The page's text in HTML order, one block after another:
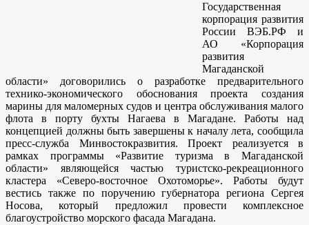
Государственная
корпорация развития
России ВЭБ.РФ и
АО «Корпорация
развития
Магаданской
области» договорились о разработке предварительного
технико-экономического обоснования проекта создания
марины для маломерных судов и центра обслуживания малого
флота в порту бухты Нагаева в Магадане. Работы над
концепцией должны быть завершены к началу лета, сообщила
пресс-служба Минвостокразвития. Проект реализуется в
рамках программы «Развитие туризма в Магаданской
области» являющейся частью туристско-рекреационного
кластера «Северо-восточное Охотоморье». Работы будут
вестись также по поручению губернатора региона Сергея
Носова, который предложил провести комплексное
благоустройство морского фасада Магадана.